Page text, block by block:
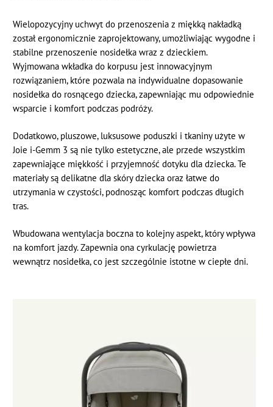
Wielopozycyjny uchwyt do przenoszenia z miękką nakładką
został ergonomicznie zaprojektowany, umożliwiając wygodne i
stabilne przenoszenie nosidełka wraz z dzieckiem.
Wyjmowana wkładka do korpusu jest innowacyjnym
rozwiązaniem, które pozwala na indywidualne dopasowanie
nosidełka do rosnącego dziecka, zapewniając mu odpowiednie
wsparcie i komfort podczas podróży.
Dodatkowo, pluszowe, luksusowe poduszki i tkaniny użyte w
Joie i-Gemm 3 są nie tylko estetyczne, ale przede wszystkim
zapewniające miękkość i przyjemność dotyku dla dziecka. Te
materiały są delikatne dla skóry dziecka oraz łatwe do
utrzymania w czystości, podnosząc komfort podczas długich
tras.
Wbudowana wentylacja boczna to kolejny aspekt, który wpływa
na komfort jazdy. Zapewnia ona cyrkulację powietrza
wewnątrz nosidełka, co jest szczególnie istotne w ciepłe dni.